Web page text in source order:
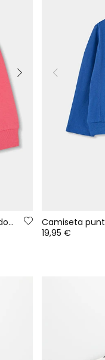
Camiseta punto niña fresa estampado flores
19,95 €